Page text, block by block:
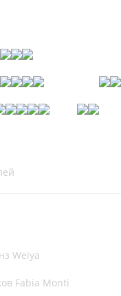
Weiya
Fabia Monti